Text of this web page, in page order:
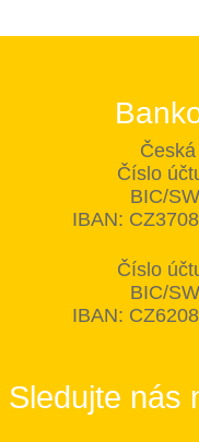
Číslo
BIC/
IBAN:
Číslo
BIC/
IBAN:
Sledujte nás